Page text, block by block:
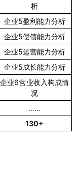
析
企业5盈利能力分析
企业5偿债能力分析
企业5运营能力分析
企业5成长能力分析
企业6营业收入构成情
况
……
130+